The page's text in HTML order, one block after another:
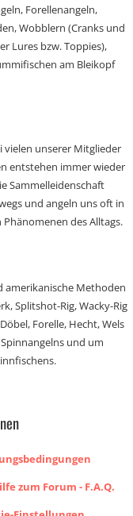
Forellenangeln,
Wobblern (Cranks und
Lures bzw. Toppies),
am Bleikopf
unserer Mitglieder
entstehen immer wieder
Sammelleidenschaft
und angeln uns oft in
des Alltags.
amerikanische Methoden
Splitshot-Rig, Wacky-Rig
Forelle, Hecht, Wels
und um
zum Forum - F.A.Q.